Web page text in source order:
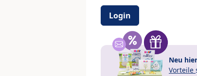
Login
Neu
Vorteile